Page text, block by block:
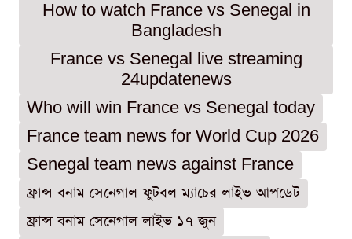
How to watch France vs Senegal in
Bangladesh
France vs Senegal live streaming
24updatenews
Who will win France vs Senegal today
France team news for World Cup 2026
Senegal team news against France
ফ্রান্স বনাম সেনেগাল ফুটবল ম্যাচের লাইভ আপডেট
ফ্রান্স বনাম সেনেগাল লাইভ ১৭ জুন